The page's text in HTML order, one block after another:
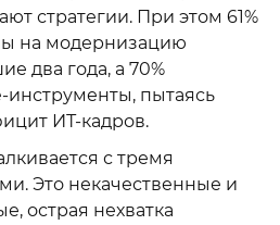
стратегии. При этом 61%
на модернизацию
два года, а 70%
пытаясь
ИТ-кадров.
с тремя
Это некачественные и
острая нехватка